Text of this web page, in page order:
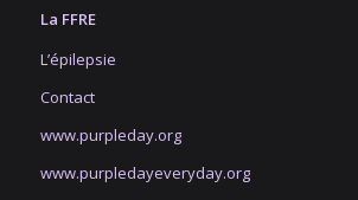
La FFRE
L’épilepsie
Contact
www.purpleday.org
www.purpledayeveryday.org